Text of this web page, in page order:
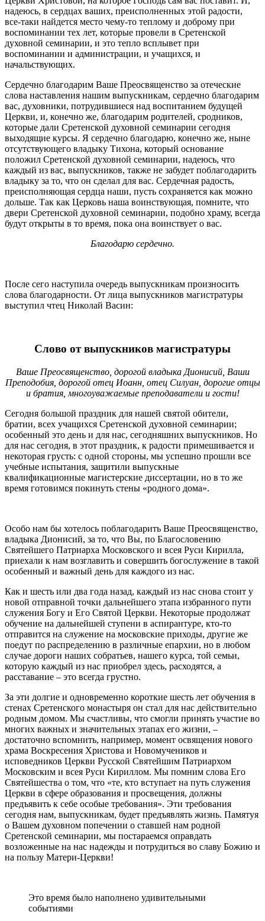
надеюсь, в сердцах ваших, преисполненных этой радости,
все-таки найдется место чему-то теплому и доброму при
воспоминании тех лет, которые провели в Сретенской
духовной семинарии, и это тепло всплывет при
воспоминании и администрации, и учащихся, и
начальствующих.
Сердечно благодарим Ваше Преосвященство за отеческие
слова наставления нашим выпускникам, сердечно благодарим
вас, духовники, потрудившиеся над воспитанием будущей
Церкви, и, конечно же, благодарим родителей, сродников,
которые дали Сретенской духовной семинарии сегодня
выходящие курсы. Я сердечно благодарю, конечно же, ныне
отсутствующего владыку Тихона, который основание
положил Сретенской духовной семинарии, надеюсь, что
каждый из вас, выпускников, также не забудет поблагодарить
владыку за то, что он сделал для вас. Сердечная радость,
преисполняющая сердца наши, пусть сохраняется как можно
дольше. Так как Церковь наша воинствующая, помните, что
двери Сретенской духовной семинарии, подобно храму, всегда
будут открыты в то время, пока она воинствует о вас.
Благодарю сердечно.
После сего наступила очередь выпускникам произносить
слова благодарности. От лица выпускников магистратуры
выступил чтец Николай Васин:
Слово от выпускников магистратуры
Ваше Преосвященство, дорогой владыка Дионисий, Ваши
Преподобия, дорогой отец Иоанн, отец Силуан, дорогие отцы
и братия, многоуважаемые преподаватели и гости!
Сегодня большой праздник для нашей святой обители,
братии, всех учащихся Сретенской духовной семинарии;
особенный это день и для нас, сегодняшних выпускников. Но
для нас сегодня, в этот праздник, к радости примешивается и
некоторая грусть: с одной стороны, мы успешно прошли все
учебные испытания, защитили выпускные
квалификационные магистерские диссертации, но в то же
время готовимся покинуть стены «родного дома».
Особо нам бы хотелось поблагодарить Ваше Преосвященство,
владыка Дионисий, за то, что Вы, по Благословению
Святейшего Патриарха Московского и всея Руси Кирилла,
приехали к нам возглавить и совершить богослужение в такой
особенный и важный день для каждого из нас.
Как и шесть или два года назад, каждый из нас снова стоит у
новой отправной точки дальнейшего этапа избранного пути
служения Богу и Его Святой Церкви. Некоторые продолжат
обучение на дальнейшей ступени в аспирантуре, кто-то
отправится на служение на московские приходы, другие же
поедут по распределению в различные епархии, но в любом
случае дороги наших собратьев, нашего курса, той семьи,
которую каждый из нас приобрел здесь, расходятся, а
расставание – это всегда грустно.
За эти долгие и одновременно короткие шесть лет обучения в
стенах Сретенского монастыря он стал для нас действительно
родным домом. Мы счастливы, что смогли принять участие во
многих важных и значительных этапах его жизни, –
достаточно вспомнить, например, момент освящения нового
храма Воскресения Христова и Новомучеников и
исповедников Церкви Русской Святейшим Патриархом
Московским и всея Руси Кириллом. Мы помним слова Его
Святейшества о том, что «те, кто вступает на путь служения
Церкви в сфере образования и просвещения, должны
предъявить к себе особые требования». Эти требования
сегодня нам, выпускникам, будет предъявлять жизнь. Памятуя
о Вашем духовном попечении о ставшей нам родной
Сретенской семинарии, мы постараемся оправдать
возложенные на нас надежды и потрудиться во славу Божию и
на пользу Матери-Церкви!
Это время было наполнено удивительными
событиями